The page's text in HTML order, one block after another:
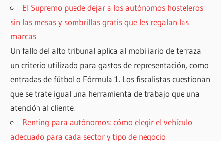
El Supremo puede dejar a los autónomos hosteleros
sin las mesas y sombrillas gratis que les regalan las
marcas
Un fallo del alto tribunal aplica al mobiliario de terraza
un criterio utilizado para gastos de representación, como
entradas de fútbol o Fórmula 1. Los fiscalistas cuestionan
que se trate igual una herramienta de trabajo que una
atención al cliente.
Renting para autónomos: cómo elegir el vehículo
adecuado para cada sector y tipo de negocio